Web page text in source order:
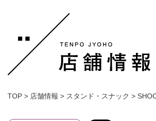
TOP > 店舗情報 > スタンド・スナック >